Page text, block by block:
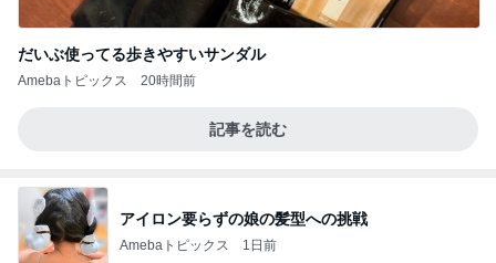
だいぶ使ってる歩きやすいサンダル
Amebaトピックス 20時間前
記事を読む
アイロン要らずの娘の髪型への挑戦
Amebaトピックス 1日前